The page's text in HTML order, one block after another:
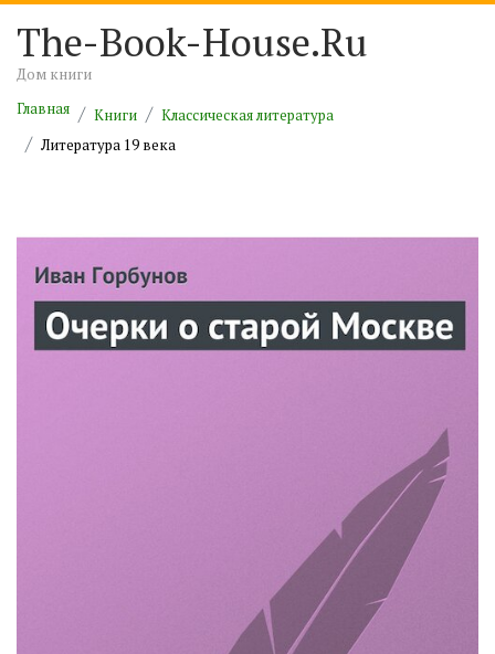
The-Book-House.Ru
Дом книги
Главная
Книги
Классическая литература
Литература 19 века